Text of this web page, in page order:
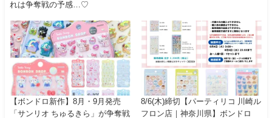
れは争奪戦の予感…♡
【ボンドロ新作】8月・9月発売
「サンリオ ちゅるきら」が争奪戦
8/6(木)締切【パーティリコ 川崎ル
フロン店｜神奈川県】ボンドロ